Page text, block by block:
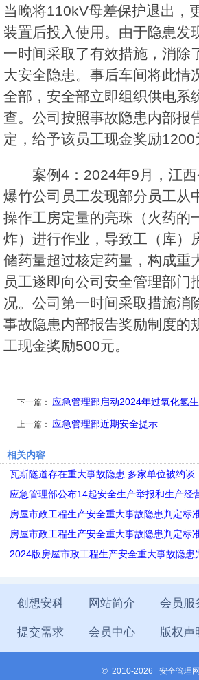
当晚将110kV母差保护退出，
装置后投入使用。由于隐患发
一时间采取了有效措施，消除
大安全隐患。事后车间将此情
全部，安全部立即组织供电系
查。公司按照事故隐患内部报
定，给予该员工现金奖励1200
案例4：2024年9月，江
爆竹公司员工发现部分员工从
操作工房定量的亮珠（火药的
炸）进行作业，导致工（库）
储药量超过核定药量，构成重
员工遂即向公司安全管理部门
况。公司第一时间采取措施消
事故隐患内部报告奖励制度的
工现金奖励500元。
下一篇： 应急管理部启动2024年过氧化氢
上一篇： 应急管理部近期安全提示
相关内容
瓦斯隧道存在重大事故隐患 多家单位被约谈
应急管理部公布14起安全生产举报和生产经
房屋市政工程生产安全重大事故隐患判定标
房屋市政工程生产安全重大事故隐患判定标
2024版房屋市政工程生产安全重大事故隐患
创想安科 网站简介 会员服
提交需求 会员中心 版权声
© 2010-2026 安全管理